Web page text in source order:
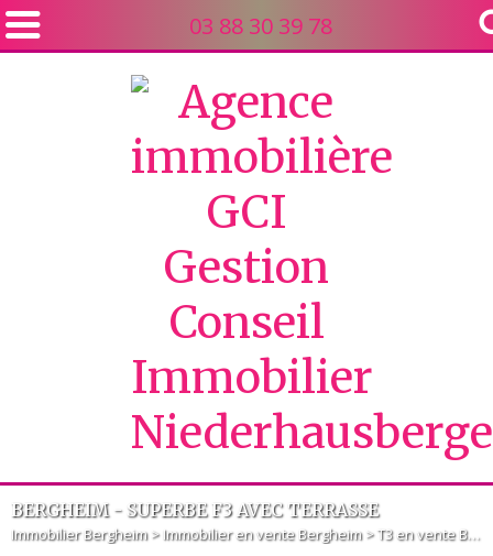
03 88 30 39 78
BERGHEIM - SUPERBE F3 AVEC TERRASSE
Immobilier Bergheim > Immobilier en vente Bergheim >T3 en vente Bergheim